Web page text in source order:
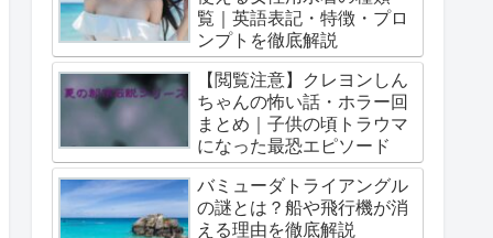
覧｜英語表記・特徴・プロ
ンプトを徹底解説
【閲覧注意】クレヨンしん
ちゃんの怖い話・ホラー回
まとめ｜子供の頃トラウマ
になった最恐エピソード
バミューダトライアングル
の謎とは？船や飛行機が消
える理由を徹底解説